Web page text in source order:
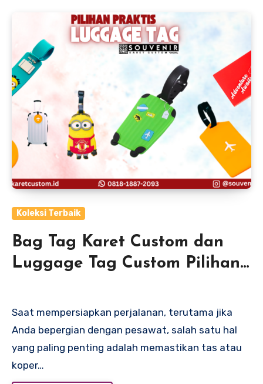
Koleksi Terbaik
Bag Tag Karet Custom dan
Luggage Tag Custom Pilihan
untuk Perjalanan Anda
Saat mempersiapkan perjalanan, terutama jika
Anda bepergian dengan pesawat, salah satu hal
yang paling penting adalah memastikan tas atau
koper…